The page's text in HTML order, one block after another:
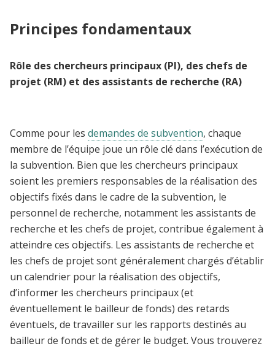
Principes fondamentaux
Rôle des chercheurs principaux (PI), des chefs de
projet (RM) et des assistants de recherche (RA)
Comme pour les demandes de subvention, chaque
membre de l’équipe joue un rôle clé dans l’exécution de
la subvention. Bien que les chercheurs principaux
soient les premiers responsables de la réalisation des
objectifs fixés dans le cadre de la subvention, le
personnel de recherche, notamment les assistants de
recherche et les chefs de projet, contribue également à
atteindre ces objectifs. Les assistants de recherche et
les chefs de projet sont généralement chargés d’établir
un calendrier pour la réalisation des objectifs,
d’informer les chercheurs principaux (et
éventuellement le bailleur de fonds) des retards
éventuels, de travailler sur les rapports destinés au
bailleur de fonds et de gérer le budget. Vous trouverez